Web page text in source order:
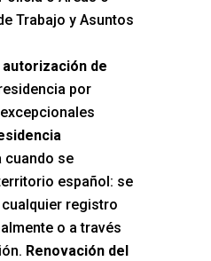
Trabajo y Asuntos
de
por
cuando se
español: se
registro
o a través
Renovación del